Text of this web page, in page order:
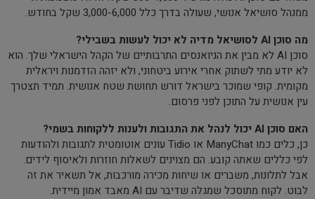
ממנהל סושיאל אנושי, שעולה בדרך כלל 3,000-6,000 שקל בחודש.
מה סוכן AI לסושיאל מדיה לא יכול לעשות בשבילי?
סוכן AI לא מבין את הניואנסים התרבותיים של הקהל הישראלי שלך. הוא
לא יודע מתי לשתוק אחרי אירוע ביטחוני, ולא יזהה הזדמנות ויראלית
מקומית. קופי שמוכר בישראל דורש תחושת שטח אנושית. תמיד תצטרך
עין אנושית על התוכן לפני פרסום.
האם סוכן AI יכול לנהל את התגובות ולענות ללקוחות בשמי?
כן, כלים כמו ManyChat או Tidio עונים אוטומטית לתגובות ולהודעות
לפי כללים שאתה קובע. הם מצוינים לשאלות חוזרות ולאיסוף לידים.
אבל לתלונות, משברים או שיחות מכירה מורכבות, אל תשאיר את זה
לבוט. לקוח מתוסכל שמגלה שדיבר עם AI מאבד אמון מיידית.